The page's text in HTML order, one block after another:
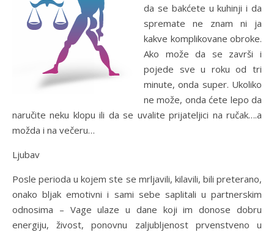
da se bakćete u kuhinji i da
spremate ne znam ni ja
kakve komplikovane obroke.
Ako može da se završi i
pojede sve u roku od tri
minute, onda super. Ukoliko
ne može, onda ćete lepo da
naručite neku klopu ili da se uvalite prijateljici na ručak….a
možda i na večeru…
Ljubav
Posle perioda u kojem ste se mrljavili, kilavili, bili preterano,
onako bljak emotivni i sami sebe saplitali u partnerskim
odnosima – Vage ulaze u dane koji im donose dobru
energiju, živost, ponovnu zaljubljenost prvenstveno u